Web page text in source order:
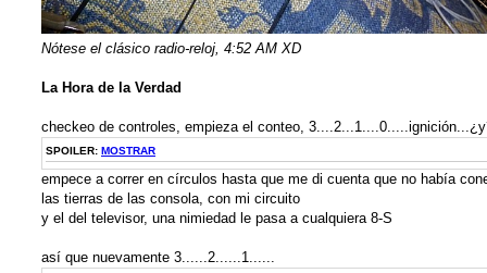
Nótese el clásico radio-reloj, 4:52 AM XD
La Hora de la Verdad
checkeo de controles, empieza el conteo,
SPOILER: MOSTRAR
empece a correr en círculos hasta que me di cuenta que no había
las tierras de las consola, con mi circuito
y el del televisor, una nimiedad le pasa a cualquiera 8-S
así que nuevamente 3......2......1......